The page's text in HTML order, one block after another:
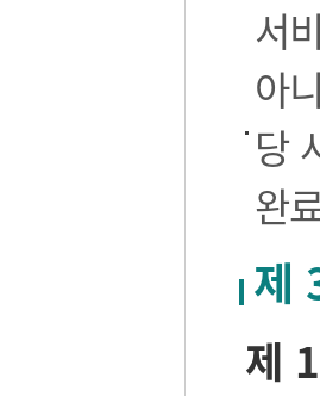
서
아
당
완
제
제